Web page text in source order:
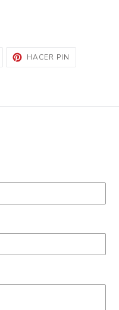
TUITEARHACER PIN